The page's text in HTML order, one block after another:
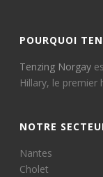
POURQUOI
Tenzing Norgay
Hillary, le
NOTRE
Nantes
Cholet